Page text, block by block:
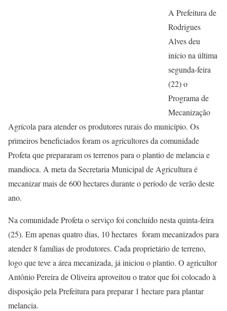
A Prefeitura de
Rodrigues
Alves deu
início na última
segunda-feira
(22) o
Programa de
Mecanização
Agrícola para atender os produtores rurais do município. Os
primeiros beneficiados foram os agricultores da comunidade
Profeta que prepararam os terrenos para o plantio de melancia e
mandioca. A meta da Secretaria Municipal de Agricultura é
mecanizar mais de 600 hectares durante o período de verão deste
ano.
Na comunidade Profeta o serviço foi concluído nesta quinta-feira
(25). Em apenas quatro dias, 10 hectares foram mecanizados para
atender 8 famílias de produtores. Cada proprietário de terreno,
logo que teve a área mecanizada, já iniciou o plantio. O agricultor
Antônio Pereira de Oliveira aproveitou o trator que foi colocado à
disposição pela Prefeitura para preparar 1 hectare para plantar
melancia.